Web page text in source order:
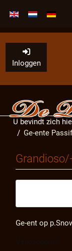
Inloggen
Selecteer de taal
U bevindt zich
Ge-ente
Grandioso/
Ge-ent op